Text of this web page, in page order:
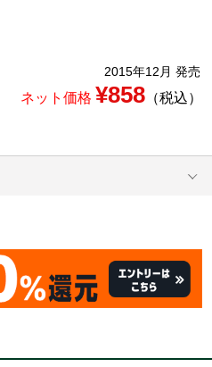
2015年12月 発売
ネット価格 ¥858（税込）